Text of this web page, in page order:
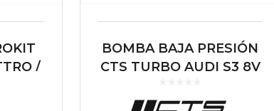
/
BOMBA BAJA PRESIÓN
CTS TURBO AUDI S3 8V
IBIZA 6P CUPRA | LEON